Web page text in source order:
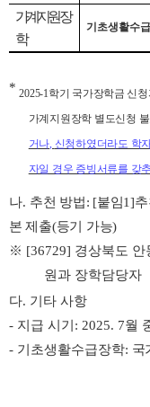
가계지원장
학
기초생활수급
*2025-1학기 국가장학금 신
가계지원장학 별도신청
거나, 신청하였더라도 학
자일 경우 증빙서류를 갖
나. 추천 방법: [붙임1]
본 제출(등기 가능)
※ [36729] 경상북도 안
원과 장학담당자
다. 기타 사항
- 지급 시기 : 2025. 7월
- 기초생활수급장학: 국